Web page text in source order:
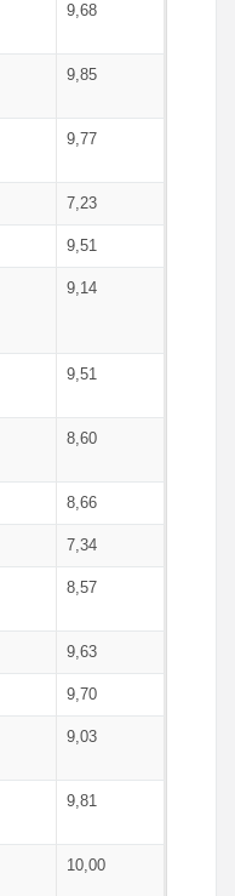
9,68
9,85
9,77
7,23
9,51
9,14
9,51
8,60
8,66
7,34
8,57
9,63
9,70
9,03
9,81
10,00